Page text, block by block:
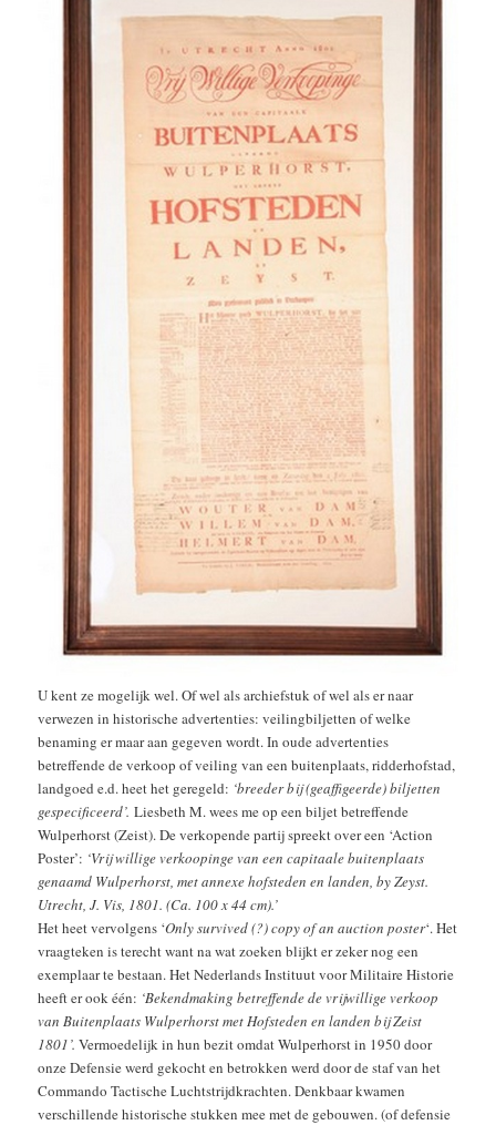
U kent ze mogelijk wel. Of wel als archiefstuk of wel als er naar
verwezen in historische advertenties: veilingbiljetten of welke
benaming er maar aan gegeven wordt. In oude advertenties
betreffende de verkoop of veiling van een buitenplaats, ridderhofstad,
landgoed e.d. heet het geregeld: ‘breeder bij (geaffigeerde) biljetten
gespecificeerd’.Liesbeth M. wees me op een biljet betreffende
Wulperhorst (Zeist). De verkopende partij spreekt over een ‘Action
Poster’: ‘Vrij willige verkoopinge van een capitaale buitenplaats
genaamd Wulperhorst, met annexe hofsteden en landen, by Zeyst.
Utrecht, J. Vis, 1801. (Ca. 100 x 44 cm).’
Het heet vervolgens ‘Only survived (?) copy of an auction poster‘. Het
vraagteken is terecht want na wat zoeken blijkt er zeker nog een
exemplaar te bestaan. Het Nederlands Instituut voor Militaire Historie
heeft er ook één: ‘Bekendmaking betreffende de vrijwillige verkoop
van Buitenplaats Wulperhorst met Hofsteden en landen bij Zeist
1801’. Vermoedelijk in hun bezit omdat Wulperhorst in 1950 door
onze Defensie werd gekocht en betrokken werd door de staf van het
Commando Tactische Luchtstrijdkrachten. Denkbaar kwamen
verschillende historische stukken mee met de gebouwen. (of defensie